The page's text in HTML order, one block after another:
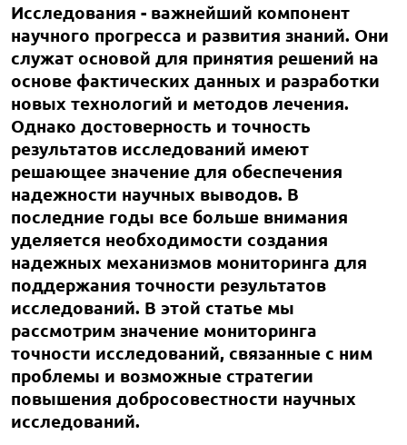
Исследования - важнейший компонент
научного прогресса и развития знаний. Они
служат основой для принятия решений на
основе фактических данных и разработки
новых технологий и методов лечения.
Однако достоверность и точность
результатов исследований имеют
решающее значение для обеспечения
надежности научных выводов. В
последние годы все больше внимания
уделяется необходимости создания
надежных механизмов мониторинга для
поддержания точности результатов
исследований. В этой статье мы
рассмотрим значение мониторинга
точности исследований, связанные с ним
проблемы и возможные стратегии
повышения добросовестности научных
исследований.